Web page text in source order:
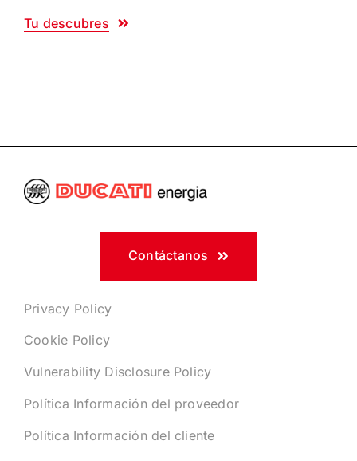
Tu descubres
Contáctanos
Privacy Policy
Cookie Policy
Vulnerability Disclosure Policy
Política Información del proveedor
Política Información del cliente